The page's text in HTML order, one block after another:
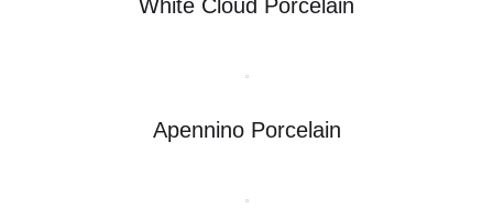
White Cloud Porcelain
Apennino Porcelain